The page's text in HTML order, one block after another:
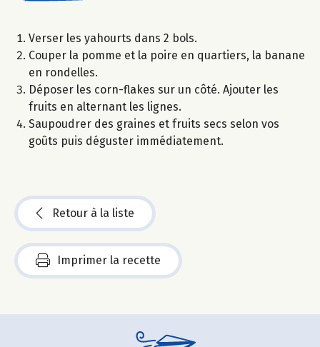
Verser les yahourts dans 2 bols.
Couper la pomme et la poire en quartiers, la banane
en rondelles.
Déposer les corn-flakes sur un côté. Ajouter les
fruits en alternant les lignes.
Saupoudrer des graines et fruits secs selon vos
goûts puis déguster immédiatement.
Retour à la liste
Imprimer la recette